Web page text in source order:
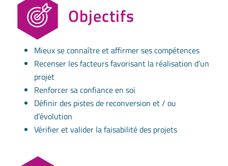
Objectifs
Mieux se connaître et affirmer ses compétences
Recenser les facteurs favorisant la réalisation d’un
projet
Renforcer sa confiance en soi
Définir des pistes de reconversion et / ou
d’évolution
Vérifier et valider la faisabilité des projets